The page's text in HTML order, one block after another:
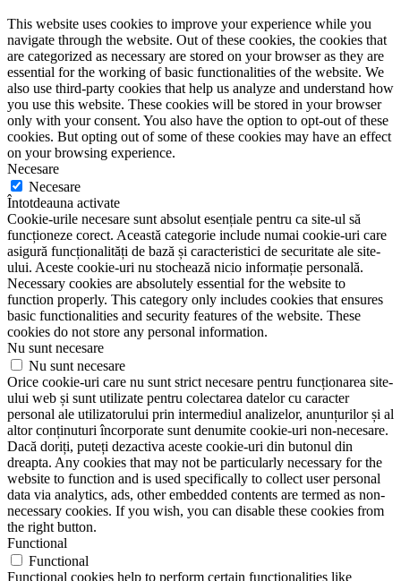
This website uses cookies to improve your experience while you
navigate through the website. Out of these cookies, the cookies that
are categorized as necessary are stored on your browser as they are
essential for the working of basic functionalities of the website. We
also use third-party cookies that help us analyze and understand how
you use this website. These cookies will be stored in your browser
only with your consent. You also have the option to opt-out of these
cookies. But opting out of some of these cookies may have an effect
on your browsing experience.
Necesare
Necesare
Întotdeauna activate
Cookie-urile necesare sunt absolut esențiale pentru ca site-ul să
funcționeze corect. Această categorie include numai cookie-uri care
asigură funcționalități de bază și caracteristici de securitate ale site-
ului. Aceste cookie-uri nu stochează nicio informație personală.
Necessary cookies are absolutely essential for the website to
function properly. This category only includes cookies that ensures
basic functionalities and security features of the website. These
cookies do not store any personal information.
Nu sunt necesare
Nu sunt necesare
Orice cookie-uri care nu sunt strict necesare pentru funcționarea site-
ului web și sunt utilizate pentru colectarea datelor cu caracter
personal ale utilizatorului prin intermediul analizelor, anunțurilor și al
altor conținuturi încorporate sunt denumite cookie-uri non-necesare.
Dacă doriți, puteți dezactiva aceste cookie-uri din butonul din
dreapta. Any cookies that may not be particularly necessary for the
website to function and is used specifically to collect user personal
data via analytics, ads, other embedded contents are termed as non-
necessary cookies. If you wish, you can disable these cookies from
the right button.
Functional
Functional
Functional cookies help to perform certain functionalities like